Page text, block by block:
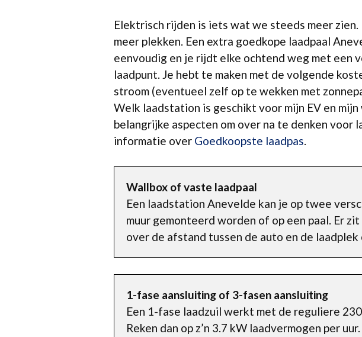
Elektrisch rijden is iets wat we steeds meer
meer plekken. Een extra goedkope laadpaal
eenvoudig en je rijdt elke ochtend weg met een
laadpunt. Je hebt te maken met de volgende
stroom (eventueel zelf op te wekken met
Welk laadstation is geschikt voor mijn EV en
belangrijke aspecten om over na te denken
informatie over Goedkoopste laadpas.
Wallbox of vaste laadpaal
Een laadstation Anevelde kan je op twee
muur gemonteerd worden of op een paal. Er
over de afstand tussen de auto en de
1-fase aansluiting of 3-fasen aansluiting
Een 1-fase laadzuil werkt met de reguliere
Reken dan op z’n 3.7 kW laadvermogen per